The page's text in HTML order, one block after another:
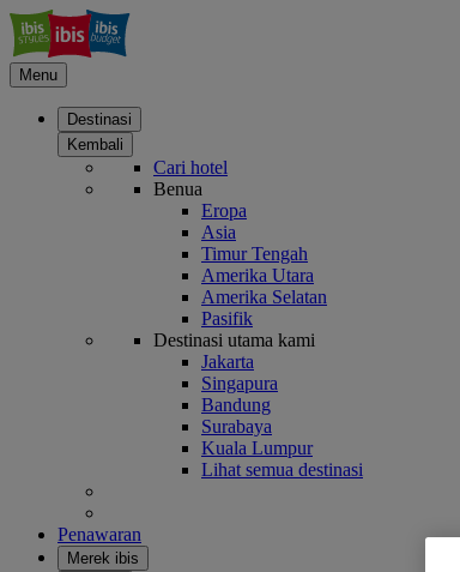
Menu
Destinasi
Kembali
Cari hotel
Benua
Eropa
Asia
Timur Tengah
Amerika Utara
Amerika Selatan
Pasifik
Destinasi utama kami
Jakarta
Singapura
Bandung
Surabaya
Kuala Lumpur
Lihat semua destinasi
Penawaran
Merek ibis